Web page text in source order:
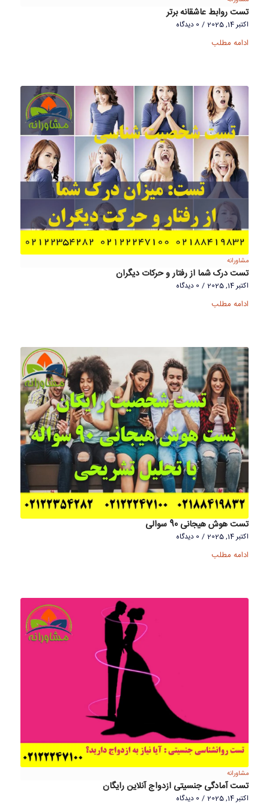
تست روابط عاشقانه برتر
اکتبر 14, 2025 / 0 دیدگاه
ادامه مطلب
مشاورانه
تست درک شما از رفتار و حرکات دیگران
اکتبر 14, 2025 / 0 دیدگاه
ادامه مطلب
تست هوش هیجانی 90 سوالی
اکتبر 14, 2025 / 0 دیدگاه
ادامه مطلب
مشاورانه
تست آمادگی جنسیتی ازدواج آنلاین رایگان
اکتبر 14, 2025 / 0 دیدگاه